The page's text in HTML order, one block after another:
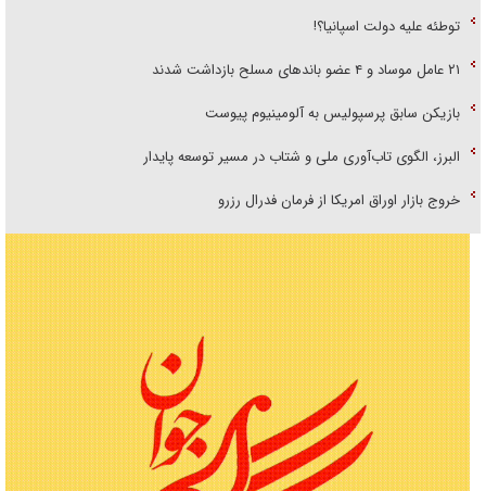
توطئه علیه دولت اسپانیا؟!
۲۱ عامل موساد و ۴ عضو باند‌های مسلح بازداشت شدند
بازیکن سابق پرسپولیس به آلومینیوم پیوست
البرز، الگوی تاب‌آوری ملی و شتاب در مسیر توسعه پایدار
خروج بازار اوراق امریکا از فرمان فدرال رزرو